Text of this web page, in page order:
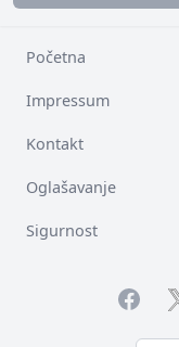
Početna
Impressum
Kontakt
Oglašavanje
Sigurnost